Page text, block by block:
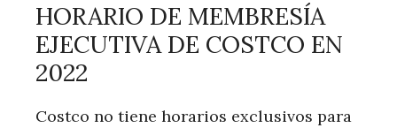
HORARIO DE MEMBRESÍA
EJECUTIVA DE COSTCO EN
2022
Costco no tiene horarios exclusivos para